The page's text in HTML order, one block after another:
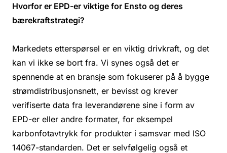
Hvorfor er EPD-er viktige for Ensto og deres
bærekraftstrategi?
Markedets etterspørsel er en viktig drivkraft, og det
kan vi ikke se bort fra. Vi synes også det er
spennende at en bransje som fokuserer på å bygge
strømdistribusjonsnett, er bevisst og krever
verifiserte data fra leverandørene sine i form av
EPD-er eller andre formater, for eksempel
karbonfotavtrykk for produkter i samsvar med ISO
14067-standarden. Det er selvfølgelig også et